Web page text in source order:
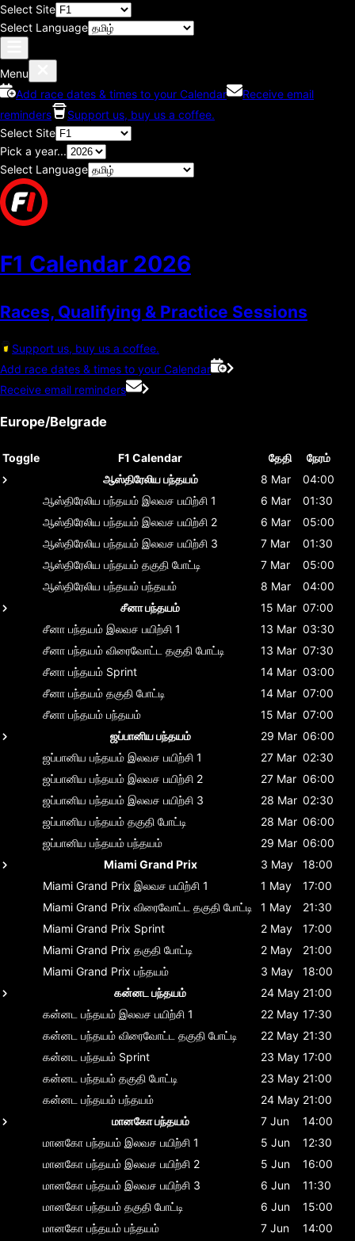
Select Site
Select Language
Menu
Add race dates & times to your Calendar
Receive email
reminders
Support us, buy us a coffee.
Select Site
Pick a year...
Select Language
F1 Calendar 2026
Races, Qualifying & Practice Sessions
Support us, buy us a coffee.
Add race dates & times to your Calendar
Receive email reminders
Europe/Belgrade
Toggle F1 Calendar தேதி
நேரம்
ஆஸ்திரேலிய பந்தயம்
8 Mar
04:00
ஆஸ்திரேலிய பந்தயம் இலவச பயிற்சி 1 6 Mar
01:30
ஆஸ்திரேலிய பந்தயம் இலவச பயிற்சி 2 6 Mar
05:00
ஆஸ்திரேலிய பந்தயம் இலவச பயிற்சி 3 7 Mar
01:30
ஆஸ்திரேலிய பந்தயம் தகுதி போட்டி 7 Mar
05:00
ஆஸ்திரேலிய பந்தயம் பந்தயம் 8 Mar
04:00
சீனா பந்தயம்
15 Mar 07:00
சீனா பந்தயம் இலவச பயிற்சி 1 13 Mar 03:30
சீனா பந்தயம் விரைவோட்ட தகுதி போட்டி 13 Mar 07:30
சீனா பந்தயம் Sprint 14 Mar 03:00
சீனா பந்தயம் தகுதி போட்டி 14 Mar 07:00
சீனா பந்தயம் பந்தயம் 15 Mar 07:00
ஜப்பானிய பந்தயம்
29 Mar 06:00
ஜப்பானிய பந்தயம் இலவச பயிற்சி 1 27 Mar 02:30
ஜப்பானிய பந்தயம் இலவச பயிற்சி 2 27 Mar 06:00
ஜப்பானிய பந்தயம் இலவச பயிற்சி 3 28 Mar 02:30
ஜப்பானிய பந்தயம் தகுதி போட்டி 28 Mar 06:00
ஜப்பானிய பந்தயம் பந்தயம் 29 Mar 06:00
Miami Grand Prix
3 May
18:00
Miami Grand Prix இலவச பயிற்சி 1 1 May
17:00
Miami Grand Prix விரைவோட்ட தகுதி போட்டி 1 May
21:30
Miami Grand Prix Sprint 2 May
17:00
Miami Grand Prix தகுதி போட்டி 2 May
21:00
Miami Grand Prix பந்தயம் 3 May
18:00
கன்னட பந்தயம்
24 May 21:00
கன்னட பந்தயம் இலவச பயிற்சி 1 22 May 17:30
கன்னட பந்தயம் விரைவோட்ட தகுதி போட்டி 22 May 21:30
கன்னட பந்தயம் Sprint 23 May 17:00
கன்னட பந்தயம் தகுதி போட்டி 23 May 21:00
கன்னட பந்தயம் பந்தயம் 24 May 21:00
மானகோ பந்தயம்
7 Jun
14:00
மானகோ பந்தயம் இலவச பயிற்சி 1 5 Jun
12:30
மானகோ பந்தயம் இலவச பயிற்சி 2 5 Jun
16:00
மானகோ பந்தயம் இலவச பயிற்சி 3 6 Jun
11:30
மானகோ பந்தயம் தகுதி போட்டி 6 Jun
15:00
மானகோ பந்தயம் பந்தயம் 7 Jun
14:00